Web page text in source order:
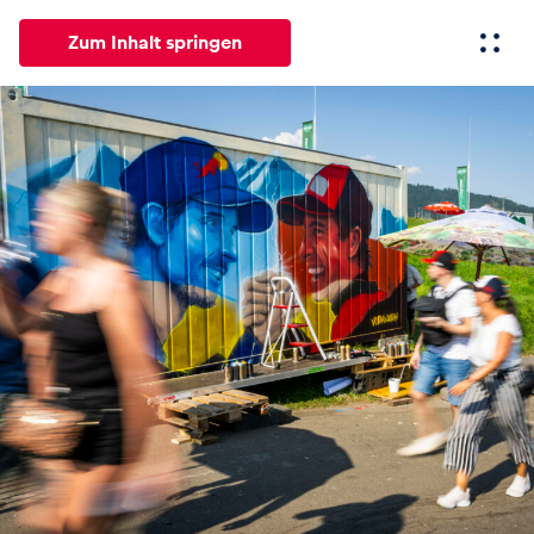
Zum Inhalt springen
Alle News Events Erlebnisse
News
Alle anzeigen
Events
Alle anzeigen